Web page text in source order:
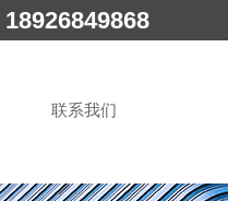
18926849868
联系我们